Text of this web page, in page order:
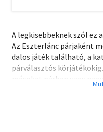
A legkisebbeknek szól ez
Az Eszterlánc párjaként
dalos játék található, a
párválasztós
másokat párban vagy
játszani ? ez a klasszikus